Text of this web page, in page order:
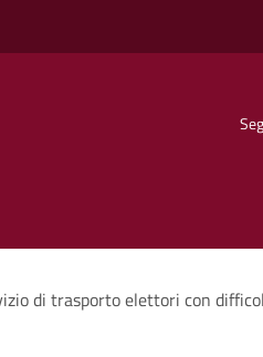
di trasporto elettori con